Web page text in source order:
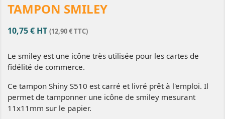
TAMPON SMILEY
10,75 € HT (12,90 € TTC)
Le smiley est une icône très utilisée pour les cartes de
fidélité de commerce.
Ce tampon Shiny S510 est carré et livré prêt à l'emploi. Il
permet de tamponner une icône de smiley mesurant
11x11mm sur le papier.